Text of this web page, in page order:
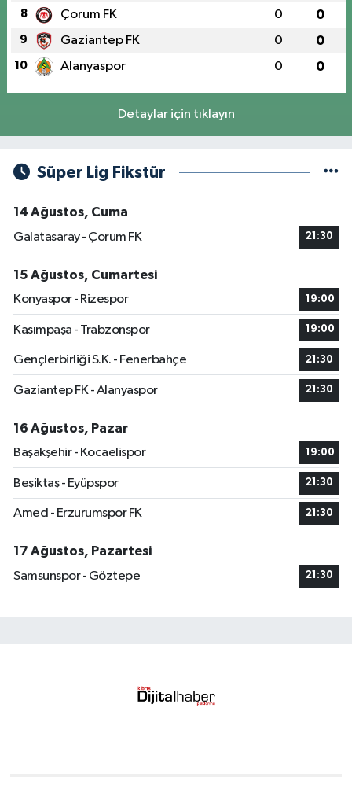
8 Çorum FK 0 0
9 Gaziantep FK 0 0
10 Alanyaspor 0 0
Detaylar için tıklayın
Süper Lig Fikstür
14 Ağustos, Cuma
Galatasaray - Çorum FK
21:30
15 Ağustos, Cumartesi
Konyaspor - Rizespor
19:00
Kasımpaşa - Trabzonspor 19:00
Gençlerbirliği S.K. - Fenerbahçe 21:30
Gaziantep FK - Alanyaspor 21:30
16 Ağustos, Pazar
Başakşehir - Kocaelispor
19:00
Beşiktaş - Eyüpspor 21:30
Amed - Erzurumspor FK 21:30
17 Ağustos, Pazartesi
Samsunspor - Göztepe
21:30